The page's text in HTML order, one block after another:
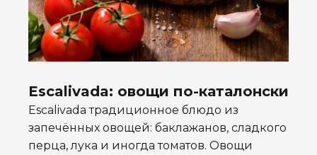
Escalivada: овощи по-каталонски
Escalivada традиционное блюдо из
запечённых овощей: баклажанов, сладкого
перца, лука и иногда томатов. Овощи